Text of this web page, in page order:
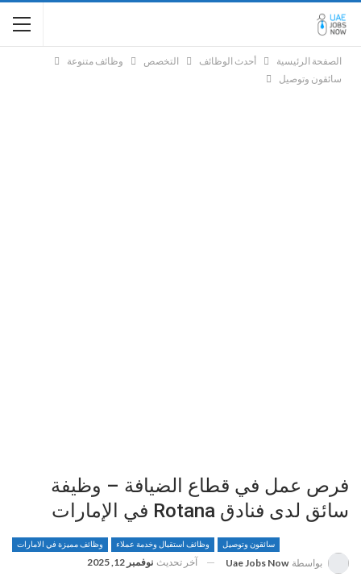
الصفحة الرئيسية أحدث الوظائف التخصص
وظائف متنوعة
سائقون وتوصيل
فرص عمل في قطاع الضيافة – وظيفة
سائق لدى فنادق Rotana في الإمارات
سائقون وتوصيل وظائف استقبال وخدمة عملاء وظائف مميزة في الامارات
بواسطة Uae Jobs Now آخر تحديث نوفمبر 12, 2025